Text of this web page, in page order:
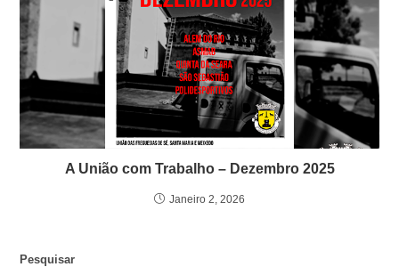
A União com Trabalho – Dezembro 2025
Janeiro 2, 2026
Pesquisar